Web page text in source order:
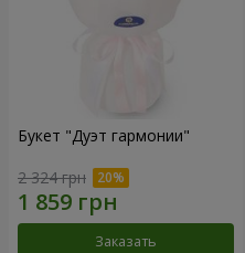
Букет "Дуэт гармонии"
2 324 грн
Заказать